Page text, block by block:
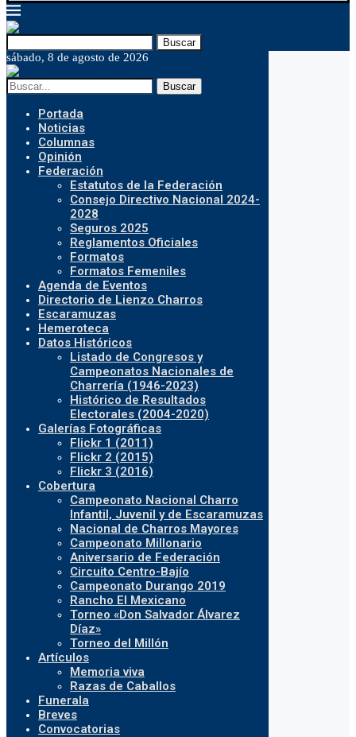
Buscar
sábado, 8 de agosto de 2026
Buscar
Portada
Noticias
Columnas
Opinión
Federación
Estatutos de la Federación
Consejo Directivo Nacional 2024-
2028
Seguros 2025
Reglamentos Oficiales
Formatos
Formatos Femeniles
Agenda de Eventos
Directorio de Lienzo Charros
Escaramuzas
Hemeroteca
Datos Históricos
Listado de Congresos y
Campeonatos Nacionales de
Charrería (1946-2023)
Histórico de Resultados
Electorales (2004-2020)
Galerías Fotográficas
Flickr 1 (2011)
Flickr 2 (2015)
Flickr 3 (2016)
Cobertura
Campeonato Nacional Charro
Infantil, Juvenil y de Escaramuzas
Nacional de Charros Mayores
Campeonato Millonario
Aniversario de Federación
Circuito Centro-Bajío
Campeonato Durango 2019
Rancho El Mexicano
Torneo «Don Salvador Álvarez
Díaz»
Torneo del Millón
Artículos
Memoria viva
Razas de Caballos
Funerala
Breves
Convocatorias